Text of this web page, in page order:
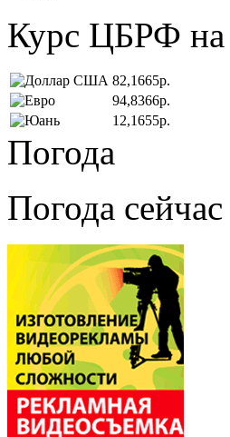
Курс ЦБРФ на
82,1665р.
94,8366р.
12,1655р.
Погода
Погода сейчас